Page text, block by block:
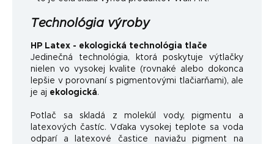
Technológia výroby
HP Latex - ekologická technológia tlače
Jedinečná technológia, ktorá poskytuje výtlačky
nielen vo vysokej kvalite (rovnaké alebo dokonca
lepšie v porovnaní s pigmentovými tlačiarňami), ale
je aj ekologická.
Potlač sa skladá z molekúl vody, pigmentu a
latexových častíc. Vďaka vysokej teplote sa voda
odparí a latexové častice naviažu pigment na